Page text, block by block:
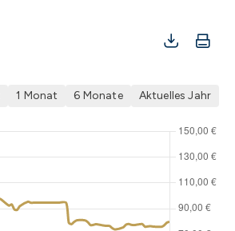
1 Monat 6 Monate Aktuelles Jahr